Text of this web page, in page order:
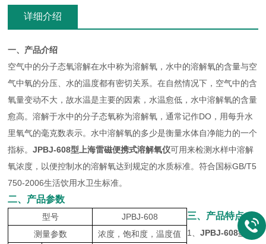
详细介绍
一、产品介绍
空气中的分子态氧溶解在水中称为溶解氧，水中的溶解氧的含量与空
气中氧的分压、水的温度都有密切关系。在自然情况下，空气中的含
氧量变动不大，故水温是主要的因素，水温愈低，水中溶解氧的含量
愈高。溶解于水中的分子态氧称为溶解氧，通常记作DO，用每升水
里氧气的毫克数表示。水中溶解氧的多少是衡量水体自净能力的一个
指标。JPBJ-608型 上海雷磁便携式溶解氧仪可用来检测水样中溶解
氧浓度，以便控制水的溶解氧达到规定的水质标准。符合国标GB/T5
750-2006生活饮用水卫生标准。
二、产品参数
型号
JPBJ-608
测量参数
浓度，饱和度，温度值
三、产品特点
1、JPBJ-608型
上